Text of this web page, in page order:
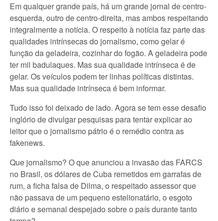
Em qualquer grande país, há um grande jornal de centro-
esquerda, outro de centro-direita, mas ambos respeitando
integralmente a notícia. O respeito à notícia faz parte das
qualidades intrínsecas do jornalismo, como gelar é
função da geladeira, cozinhar do fogão. A geladeira pode
ter mil badulaques. Mas sua qualidade intrínseca é de
gelar. Os veículos podem ter linhas políticas distintas.
Mas sua qualidade intrínseca é bem informar.
Tudo isso foi deixado de lado. Agora se tem esse desafio
inglório de divulgar pesquisas para tentar explicar ao
leitor que o jornalismo pátrio é o remédio contra as
fakenews.
Que jornalismo? O que anunciou a invasão das FARCS
no Brasil, os dólares de Cuba remetidos em garrafas de
rum, a ficha falsa de Dilma, o respeitado assessor que
não passava de um pequeno estelionatário, o esgoto
diário e semanal despejado sobre o país durante tanto